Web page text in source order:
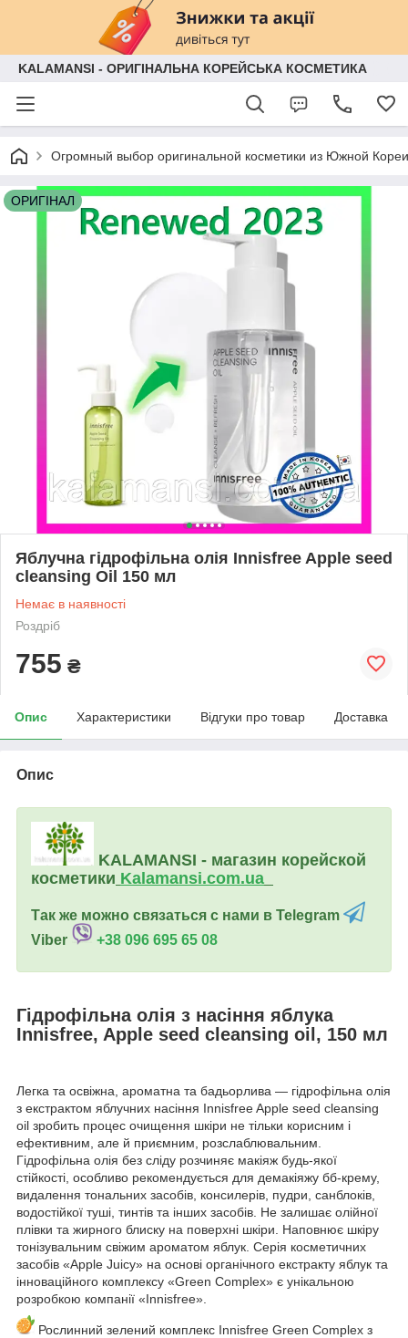
KALAMANSI - ОРИГІНАЛЬНА КОРЕЙСЬКА КОСМЕТИКА
Огромный выбор оригинальной косметики из Южной
ОРИГІНАЛ
Яблучна гідрофільна олія Innisfree Apple seed
cleansing Oil 150 мл
Немає в наявності
Роздріб
755 ₴
Опис Характеристики Відгуки про товар Доставка
Опис
KALAMANSI - магазин корейской
косметики Kalamansi.com.ua
Так же можно связаться с нами в Telegram
Viber
+38 096 695 65 08
Гідрофільна олія з насіння яблука
Innisfree, Apple seed cleansing oil, 150 мл
Легка та освіжна, ароматна та бадьорлива — гідрофільна олія
з екстрактом яблучних насіння Innisfree Apple seed cleansing
oil зробить процес очищення шкіри не тільки корисним і
ефективним, але й приємним, розслаблювальним.
Гідрофільна олія без сліду розчиняє макіяж будь-якої
стійкості, особливо рекомендується для демакіяжу бб-крему,
видалення тональних засобів, консилерів, пудри, санблоків,
водостійкої туші, тинтів та інших засобів. Не залишає олійної
плівки та жирного блиску на поверхні шкіри. Наповнює шкіру
тонізувальним свіжим ароматом яблук. Серія косметичних
засобів «Apple Juicy» на основі органічного екстракту яблук та
інноваційного комплексу «Green Complex» є унікальною
розробкою компанії «Innisfree».
Рослинний зелений комплекс Innisfree Green Complex з